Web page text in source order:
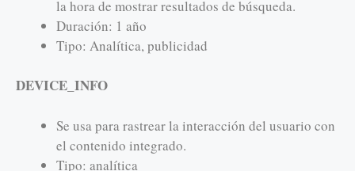
la hora de mostrar resultados de búsqueda.
Duración: 1 año
Tipo: Analítica, publicidad
DEVICE_INFO
Se usa para rastrear la interacción del usuario con
el contenido integrado.
Tipo: analítica